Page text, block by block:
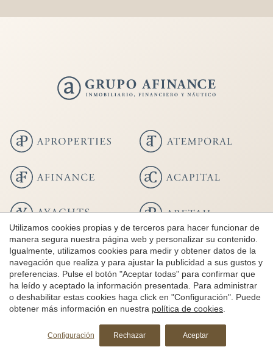
Registre d'agents immobiliaris
de Catalunya
AICAT 6388
Copyright 2026 © aProperties
Inmobiliaria de lujo
Utilizamos cookies propias y de terceros para hacer funcionar de
manera segura nuestra página web y personalizar su contenido.
Igualmente, utilizamos cookies para medir y obtener datos de la
navegación que realiza y para ajustar la publicidad a sus gustos y
preferencias. Pulse el botón "Aceptar todas" para confirmar que
ha leído y aceptado la información presentada. Para administrar
o deshabilitar estas cookies haga click en "Configuración". Puede
obtener más información en nuestra política de cookies
Configuración Rechazar Aceptar